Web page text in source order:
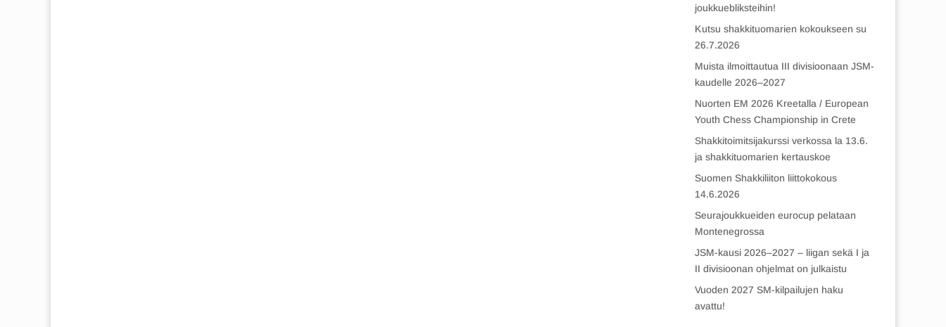
joukkuebliksteihin!
Kutsu shakkituomarien kokoukseen su
26.7.2026
Muista ilmoittautua III divisioonaan JSM-
kaudelle 2026–2027
Nuorten EM 2026 Kreetalla / European
Youth Chess Championship in Crete
Shakkitoimitsijakurssi verkossa la 13.6.
ja shakkituomarien kertauskoe
Suomen Shakkiliiton liittokokous
14.6.2026
Seurajoukkueiden eurocup pelataan
Montenegrossa
JSM-kausi 2026–2027 – liigan sekä I ja
II divisioonan ohjelmat on julkaistu
Vuoden 2027 SM-kilpailujen haku
avattu!